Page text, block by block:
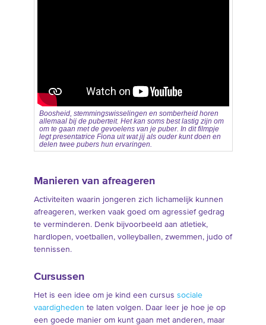
Boosheid, stemmingswisselingen en somberheid horen
allemaal bij de puberteit. Het kan soms best lastig zijn om
om te gaan met de gevoelens van je puber. In dit filmpje
legt presentatrice Fiona uit wat jij als ouder kunt doen en
delen twee pubers hun ervaringen.
Manieren van afreageren
Activiteiten waarin jongeren zich lichamelijk kunnen
afreageren, werken vaak goed om agressief gedrag
te verminderen. Denk bijvoorbeeld aan atletiek,
hardlopen, voetballen, volleyballen, zwemmen, judo of
tennissen.
Cursussen
Het is een idee om je kind een cursus sociale
vaardigheden te laten volgen. Daar leer je hoe je op
een goede manier om kunt gaan met anderen, maar